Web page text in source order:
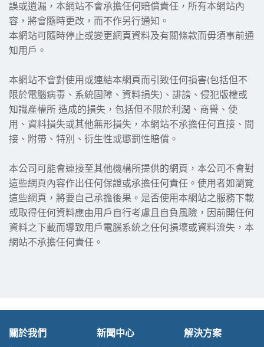
誤或遺漏，本網站不會承擔任何賠償責任，所有本網站內
容，將會隨時更改，而不作另行通知。
本網站可隨時停止或變更網頁資料及有關條款而毋須事前通
知用戶。
本網站不會對使用或連結本網頁而引致任何損害(包括但不
限於電腦病毒、系統固障、資料損失) 、誹謗、侵犯版權或
知識產權所 造成的損失，包括但不限於利潤、商譽、使
用、資料損失或其他無形損失，本網站不承擔任何直接、間
接、附帶、特別、衍生性或懲罰性賠償。
本公司可能會連接至其他機構所提供的網頁，本公司不會對
這些網頁內容作出任何保證或承擔任何責任。使用者如瀏覽
這些網頁，將要自己承擔後果。是否使用本網站之服務下載
或取得任何資料應由用戶自行考慮且自負風險，因前開任何
資料之下載而導致用戶電腦系統之任何損壞或資料流失，本
網站不承擔任何責任。
關於我們 新聞中心 解決方案